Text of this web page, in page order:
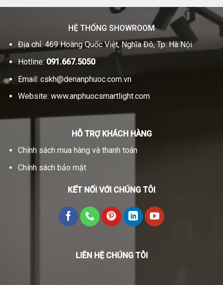
HỆ THỐNG SHOWROOM
Địa chỉ: 469 Hoàng Quốc Việt, Nghĩa Đô, Tp. Hà Nội
Hotline:091.667.5050
Email: cskh@denanphuoc.com.vn
Website: www.anphuocsmartlight.com
HỖ TRỢ KHÁCH HÀNG
Chính sách mua hàng và thanh toán
Chính sách bảo mật
KẾT NỐI VỚI CHÚNG TÔI
LIÊN HỆ CHÚNG TÔI